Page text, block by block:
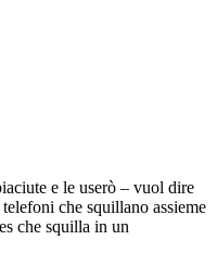
e le userò – vuol dire
che squillano assieme
che squilla in un